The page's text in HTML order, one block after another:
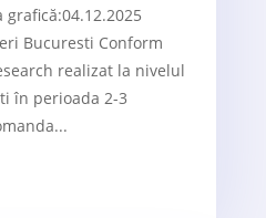
Bucuresti Conform
realizat la nivelul
în perioada 2-3